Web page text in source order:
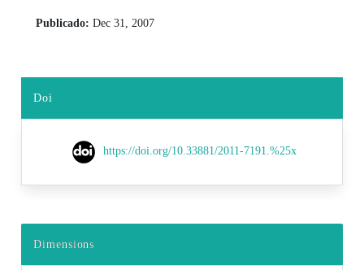
Publicado: Dec 31, 2007
Doi
https://doi.org/10.33881/2011-7191.%25x
Dimensions